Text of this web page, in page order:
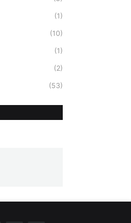
(1)
(10)
(1)
(2)
(53)